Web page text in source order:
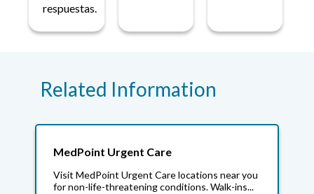
respuestas.
Related Information
MedPoint Urgent Care
Visit MedPoint Urgent Care locations near you
for non-life-threatening conditions. Walk-ins...